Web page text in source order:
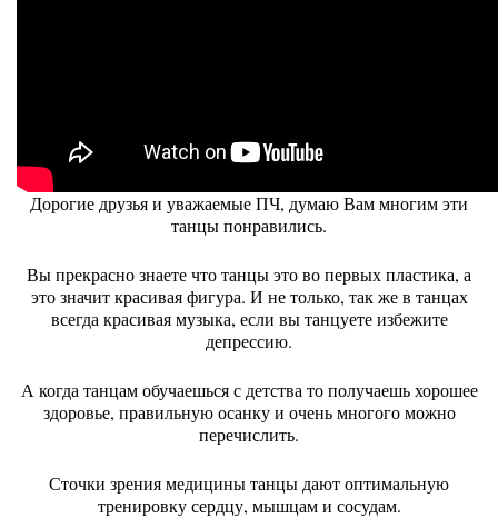
Дорогие друзья и уважаемые ПЧ, думаю Вам многим эти
танцы понравились.
Вы прекрасно знаете что танцы это во первых пластика, а
это значит красивая фигура. И не только, так же в танцах
всегда красивая музыка, если вы танцуете избежите
депрессию.
А когда танцам обучаешься с детства то получаешь хорошее
здоровье, правильную осанку и очень многого можно
перечислить.
Сточки зрения медицины танцы дают оптимальную
тренировку сердцу, мышцам и сосудам.